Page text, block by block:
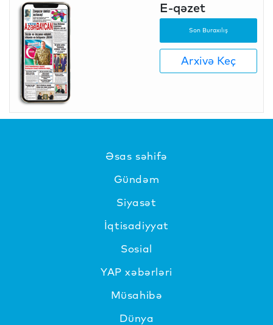
E-qəzet
Son Buraxılış
Arxivə Keç
Əsas səhifə
Gündəm
Siyasət
İqtisadiyyat
Sosial
YAP xəbərləri
Müsahibə
Dünya